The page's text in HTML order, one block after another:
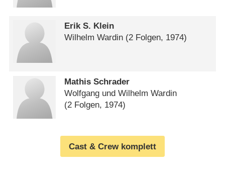
Erik S. Klein
Wilhelm Wardin (2 Folgen, 1974)
Mathis Schrader
Wolfgang und Wilhelm Wardin
(2 Folgen, 1974)
Cast & Crew komplett